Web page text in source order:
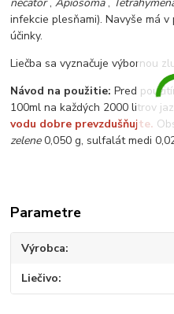
infekcie plesňami). Navyše má
účinky.
Liečba sa vyznačuje výbornou
Návod na použitie: Pred
100ml na každých 2000 litrov
vodu dobre prevzdušňujte.
zelene0,050 g, sulfalát medi
Parametre
Výrobca
Liečivo